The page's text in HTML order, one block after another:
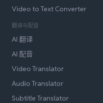
Video to Text Converter
翻译与配音
AI 翻译
AI 配音
Video Translator
Audio Translator
Subtitle Translator